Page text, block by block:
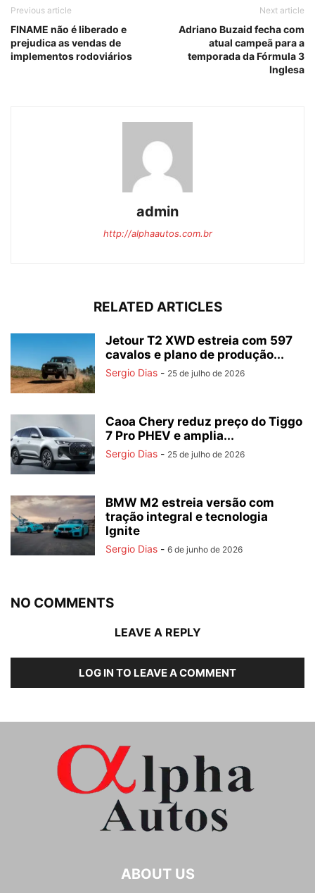
Previous article
FINAME não é liberado e
prejudica as vendas de
implementos rodoviários
Next article
Adriano Buzaid fecha com
atual campeã para a
temporada da Fórmula 3
Inglesa
admin
http://alphaautos.com.br
RELATED ARTICLES
Jetour T2 XWD estreia com 597
cavalos e plano de produção...
Sergio Dias - 25 de julho de 2026
Caoa Chery reduz preço do Tiggo
7 Pro PHEV e amplia...
Sergio Dias - 25 de julho de 2026
BMW M2 estreia versão com
tração integral e tecnologia
Ignite
Sergio Dias - 6 de junho de 2026
NO COMMENTS
LEAVE A REPLY
LOG IN TO LEAVE A COMMENT
ABOUT US